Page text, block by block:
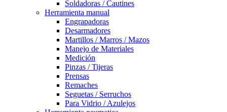
Soldadoras / Cautines
Herramienta manual
Engrapadoras
Desarmadores
Martillos / Marros / Mazos
Manejo de Materiales
Medición
Pinzas / Tijeras
Prensas
Remaches
Seguetas / Serruchos
Para Vidrio / Azulejos